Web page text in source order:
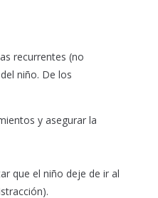
recurrentes (no
niño. De los
y asegurar la
que el niño deje de ir al